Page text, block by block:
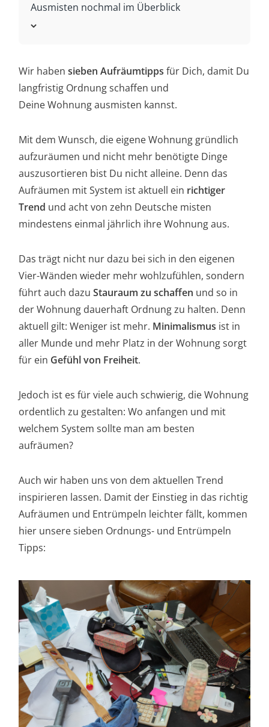
Ausmisten nochmal im Überblick
Wir habensieben Aufräumtipps für Dich, damit Du
langfristig Ordnung schaffen und
Deine Wohnung ausmisten kannst.
Mit dem Wunsch, die eigene Wohnung gründlich
aufzuräumen und nicht mehr benötigte Dinge
auszusortieren bist Du nicht alleine. Denn das
Aufräumen mit System ist aktuell ein richtiger
Trend und acht von zehn Deutsche misten
mindestens einmal jährlich ihre Wohnung aus.
Das trägt nicht nur dazu bei sich in den eigenen
Vier-Wänden wieder mehr wohlzufühlen, sondern
führt auch dazuStauraum zu schaffen und so in
der Wohnung dauerhaft Ordnung zu halten. Denn
aktuell gilt: Weniger ist mehr. Minimalismus ist in
aller Munde und mehr Platz in der Wohnung sorgt
für ein Gefühl von Freiheit.
Jedoch ist es für viele auch schwierig, die Wohnung
ordentlich zu gestalten: Wo anfangen und mit
welchem System sollte man am besten
aufräumen?
Auch wir haben uns von dem aktuellen Trend
inspirieren lassen. Damit der Einstieg in das richtig
Aufräumen und Entrümpeln leichter fällt, kommen
hier unsere sieben Ordnungs- und Entrümpeln
Tipps: